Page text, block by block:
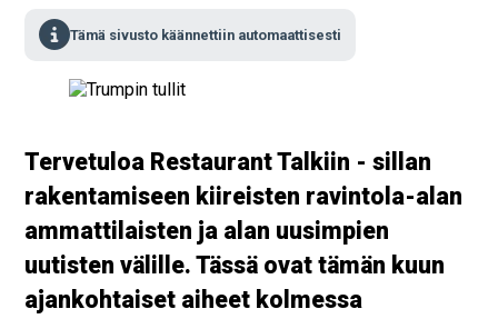
Tämä sivusto käännettiin automaattisesti
Tervetuloa Restaurant Talkiin - sillan
rakentamiseen kiireisten ravintola-alan
ammattilaisten ja alan uusimpien
uutisten välille. Tässä ovat tämän kuun
ajankohtaiset aiheet kolmessa